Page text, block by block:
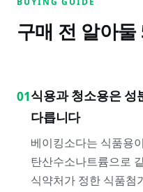
구매 전 알아둘
01식용과 청소용은 성
다릅니다
베이킹소다는 식품용
탄산수소나트륨으로
식약처가 정한 식품첨